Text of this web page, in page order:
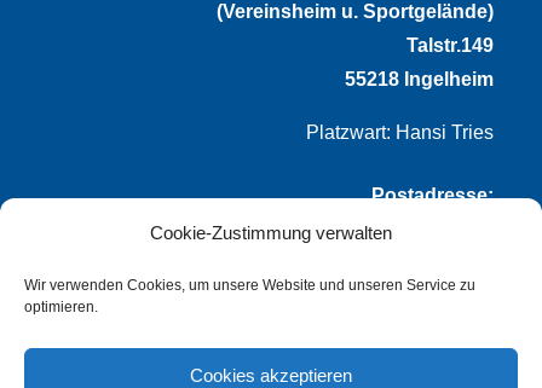
Cookie-Zustimmung verwalten
Wir verwenden Cookies, um unsere Website und unseren Service zu
optimieren.
Cookies akzeptieren
(Vereinsheim u. Sportgelände)
Talstr.149
55218 Ingelheim
Platzwart: Hansi Tries
Postadresse:
VfL Frei-Weinheim 1921 e.V.
Thomas Winternheimer
Talstr. 149